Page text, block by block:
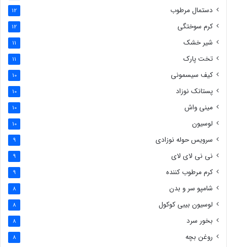
دستمال مرطوب 12
کرم سوختگی 12
شیر خشک 11
تخت پارک 11
کیف سیسمونی 10
پستانک نوزاد 10
مینی واش 10
لوسیون 10
سرویس حوله نوزادی 9
نی نی لای لای 9
کرم مرطوب کننده 9
شامپو سر و بدن 8
لوسیون بیبی کوکول 8
بخور سرد 8
روغن بچه 8